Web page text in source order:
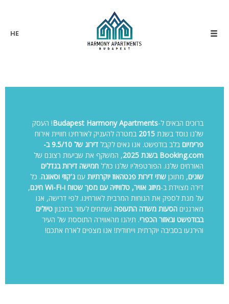
HE
ברוכים הבאים ל-Budapest Harmony Apartments! העסק
שלנו נוסד בשנת 2015 במטרה להעניק לאורחינו חוויית אירוח
פרימיום בלב בודפשט. אנו גאים לקבל
דירוג של 9.5/10 ב-
Booking.com בשנת 2025
, המשקף את שביעות רצונם של
האורחים שלנו. הפורטפוליו שלנו כולל חמישה דירות בגדלים
שונים, מתוכן שתי דירות פנטהאוז יוקרתיות עם ג'קוזי וסאונה. כל
דירה מצוידת ב-מיזוג אוויר, טלוויזיה עם מסך שטוח ו-Wi-Fi חינם
,
על מנת לספק את הנוחות המרבית לאורחינו. לפי דרישה, אנו
מארגנים הסעות משדה התעופה ושמחים לעזור בתכנון טיולים
בבודפשט ובאזור הכפרי. תיהנו מהאווירה התוססת של העיר
והירגעו בסביבה יוקרתית וייחודית! אנו מצפים לארח אתכם!